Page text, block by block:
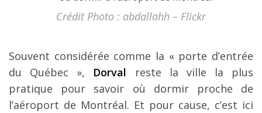
Crédit Photo : abdallahh – Flickr
Souvent considérée comme la « porte d’entrée
du Québec », Dorval reste la ville la plus
pratique pour savoir où dormir proche de
l’aéroport de Montréal. Et pour cause, c’est ici